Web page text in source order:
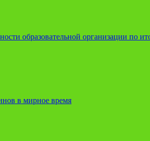
образовательной организации по
в мирное время